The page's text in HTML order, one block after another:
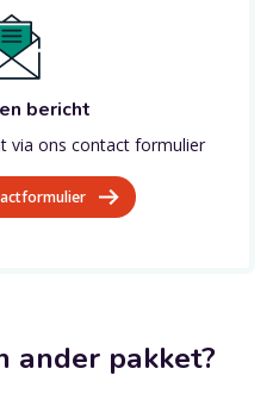
bericht
via ons contact formulier
ander pakket?